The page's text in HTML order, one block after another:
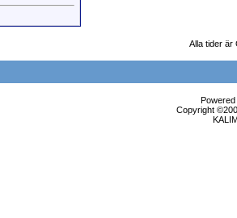
Alla tider är
Copyright